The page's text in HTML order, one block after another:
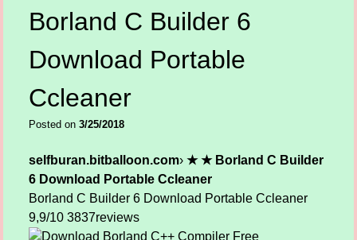
Borland C Builder 6
Download Portable
Ccleaner
Posted on 3/25/2018
selfburan.bitballoon.com› ★ ★ Borland C Builder
6 Download Portable Ccleaner
Borland C Builder 6 Download Portable Ccleaner
9,9/10 3837reviews